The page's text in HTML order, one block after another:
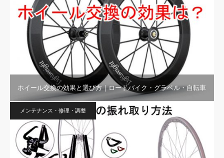
ホイール交換の効果と選び方｜ロードバイク・グラベル・自転車
メンテナンス・修理・調整